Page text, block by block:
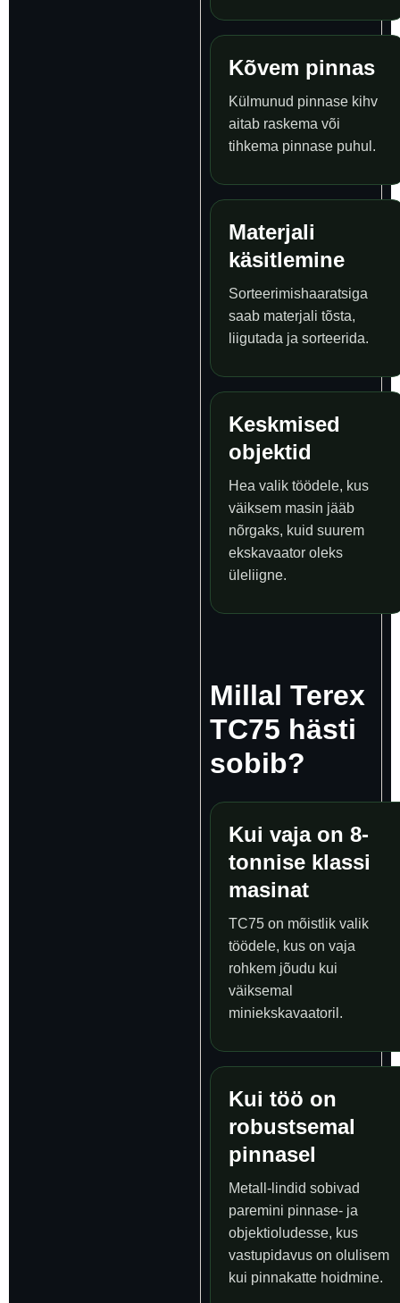
Kõvem pinnas
Külmunud pinnase kihv
aitab raskema või
tihkema pinnase puhul.
Materjali
käsitlemine
Sorteerimishaaratsiga
saab materjali tõsta,
liigutada ja sorteerida.
Keskmised
objektid
Hea valik töödele, kus
väiksem masin jääb
nõrgaks, kuid suurem
ekskavaator oleks
üleliigne.
Millal Terex
TC75 hästi
sobib?
Kui vaja on 8-
tonnise klassi
masinat
TC75 on mõistlik valik
töödele, kus on vaja
rohkem jõudu kui
väiksemal
miniekskavaatoril.
Kui töö on
robustsemal
pinnasel
Metall-lindid sobivad
paremini pinnase- ja
objektioludesse, kus
vastupidavus on olulisem
kui pinnakatte hoidmine.